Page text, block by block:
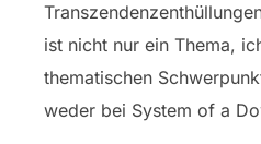
ist nicht nur ein Thema,
thematischen
weder bei System of a